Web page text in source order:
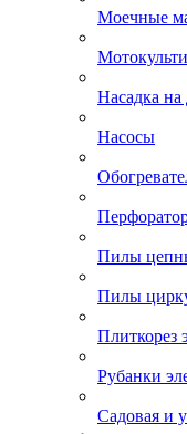
Моечные
Насадка на
Насосы
Пилы
Пилы
Плиткорез
Рубанки
Садовая и